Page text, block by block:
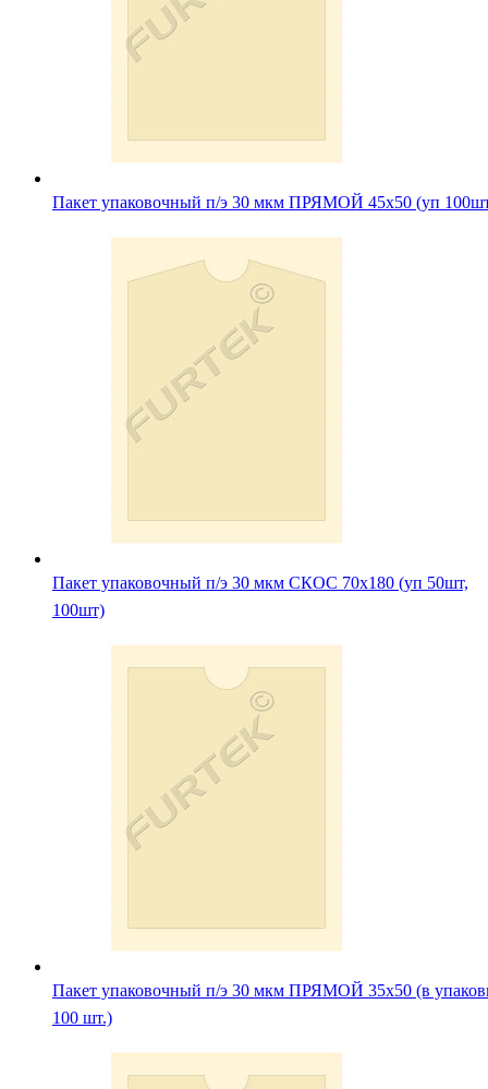
Пакет упаковочный п/э 30 мкм ПРЯМОЙ 45х50 (уп
Пакет упаковочный п/э 30 мкм СКОС 70х180 (уп 50шт,
100шт)
Пакет упаковочный п/э 30 мкм ПРЯМОЙ 35х50 (в
100 шт.)